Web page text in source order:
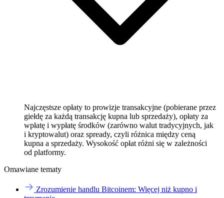
Najczęstsze opłaty to prowizje transakcyjne (pobierane przez
giełdę za każdą transakcję kupna lub sprzedaży), opłaty za
wpłatę i wypłatę środków (zarówno walut tradycyjnych, jak
i kryptowalut) oraz spready, czyli różnica między ceną
kupna a sprzedaży. Wysokość opłat różni się w zależności
od platformy.
Omawiane tematy
Zrozumienie handlu Bitcoinem: Więcej niż kupno i